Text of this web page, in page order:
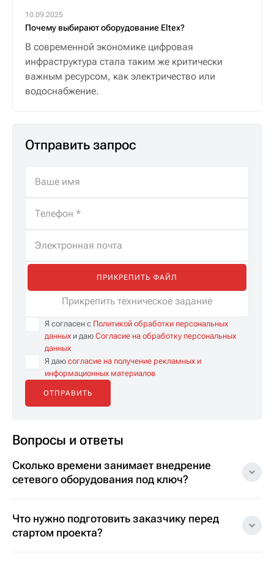
10.09.2025
Почему выбирают оборудование Eltex?
В современной экономике цифровая
инфраструктура стала таким же критически
важным ресурсом, как электричество или
водоснабжение.
Отправить запрос
ПРИКРЕПИТЬ ФАЙЛ
Прикрепить техническое задание
Я согласен с Политикой обработки персональных
данных и даю Согласие на обработку персональных
данных
Я даю согласие на получение рекламных и
информационных материалов
Вопросы и ответы
Сколько времени занимает внедрение
сетевого оборудования под ключ?
Что нужно подготовить заказчику перед
стартом проекта?